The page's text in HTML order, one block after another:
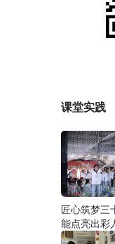
课堂实践
匠心筑梦三
能点亮出彩
学校2026